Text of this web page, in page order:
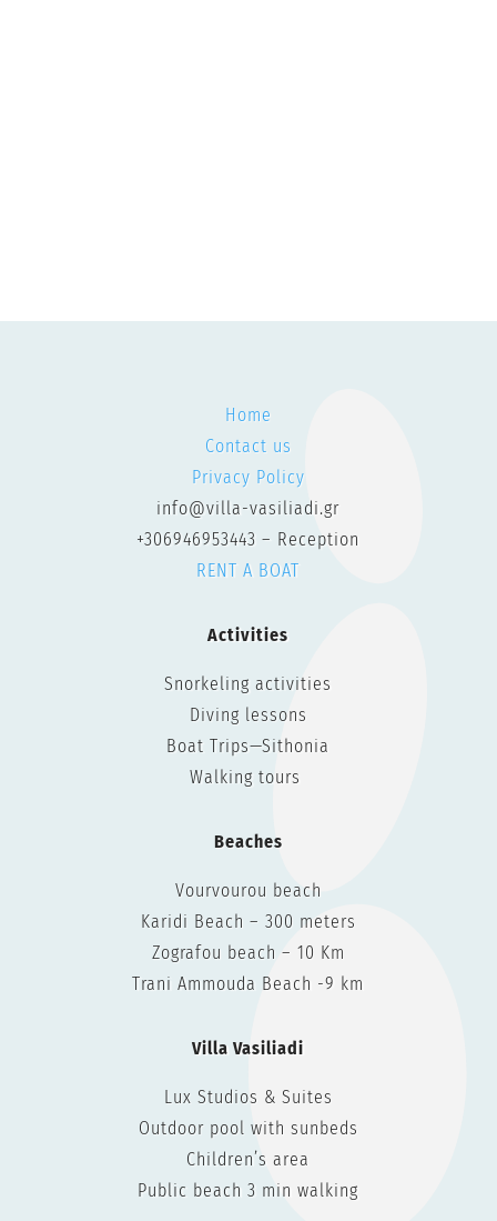
Home
Contact us
Privacy Policy
info@villa-vasiliadi.gr
+306946953443 – Reception
RENT A BOAT
Activities
Snorkeling activities
Diving lessons
Boat Trips—Sithonia
Walking tours
Beaches
Vourvourou beach
Karidi Beach – 300 meters
Zografou beach – 10 Km
Trani Ammouda Beach -9 km
Villa Vasiliadi
Lux Studios & Suites
Outdoor pool with sunbeds
Children’s area
Public beach 3 min walking